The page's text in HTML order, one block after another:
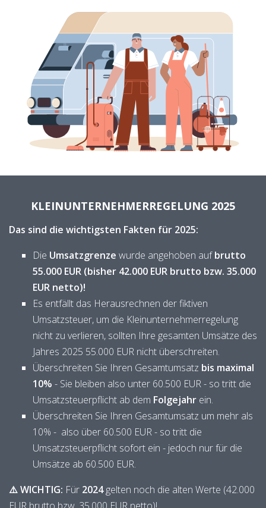
KLEINUNTERNEHMERREGELUNG 2025
Das sind die wichtigsten Fakten für 2025:
Die Umsatzgrenze wurde angehoben aufbrutto
55.000 EUR (bisher 42.000 EUR brutto bzw. 35.000
EUR netto)!
Es entfällt das Herausrechnen der fiktiven
Umsatzsteuer, um die Kleinunternehmerregelung
nicht zu verlieren, sollten Ihre gesamten Umsätze des
Jahres 2025 55.000 EUR nicht überschreiten.
Überschreiten Sie Ihren Gesamtumsatz bis maximal
10% - Sie bleiben also unter 60.500 EUR - so tritt die
Umsatzsteuerpflicht ab dem Folgejahr ein.
Überschreiten Sie Ihren Gesamtumsatz um mehr als
10% - also über 60.500 EUR - so tritt die
Umsatzsteuerpflicht sofort ein - jedoch nur für die
Umsätze ab 60.500 EUR.
⚠️ WICHTIG: Für 2024gelten noch die alten Werte (42.000